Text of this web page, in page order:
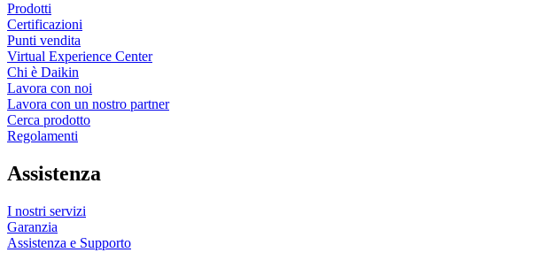
Prodotti
Certificazioni
Punti vendita
Virtual Experience Center
Chi è Daikin
Lavora con noi
Lavora con un nostro partner
Cerca prodotto
Regolamenti
Assistenza
I nostri servizi
Garanzia
Assistenza e Supporto